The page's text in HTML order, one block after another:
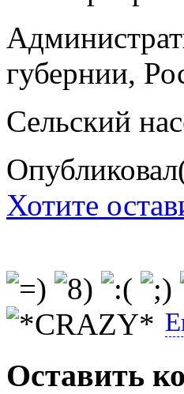
губернии,
Сельский
Хотите
Оставить